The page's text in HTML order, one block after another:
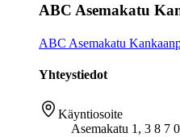
ABC Asemakatu
ABC Asemakatu
Yhteystiedot
Käyntiosoite
Asemakatu 1, 3 8 7